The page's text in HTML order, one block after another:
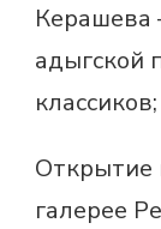
Керашева
адыгской
классиков;
Открытие
галерее